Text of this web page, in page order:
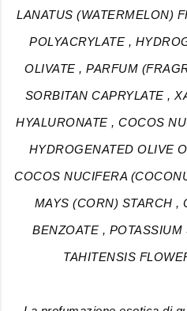
LANATUS (WATERMELON)
POLYACRYLATE ,
OLIVATE , PARFUM
SORBITAN CAPRYLATE ,
HYALURONATE , COCOS
HYDROGENATED OLIVE
COCOS NUCIFERA
MAYS (CORN) STARCH ,
BENZOATE ,
TAHITENSIS